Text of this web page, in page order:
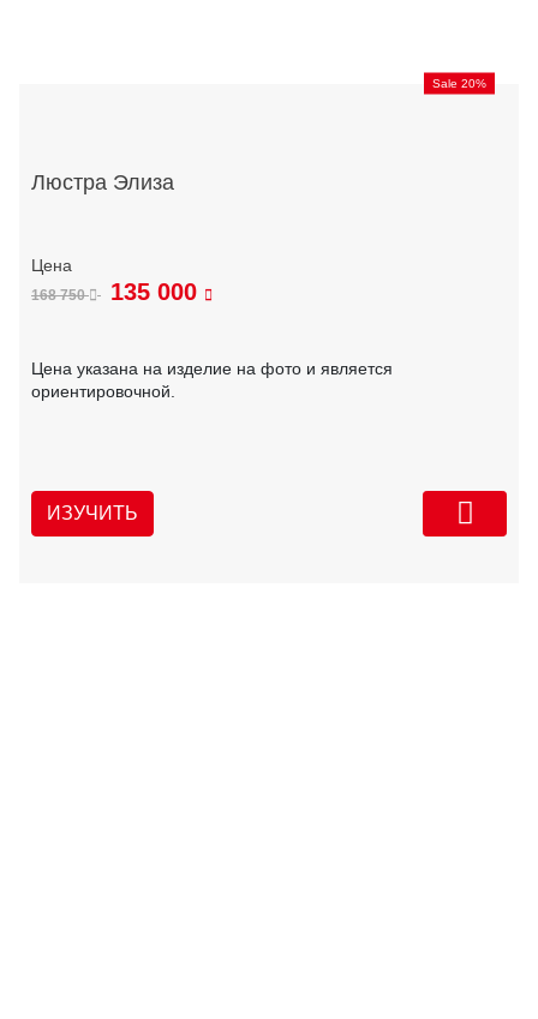
Sale 20%
Люстра Элиза
168 750 135 000
Цена указана на изделие на фото и является
ориентировочной.
ИЗУЧИТЬ